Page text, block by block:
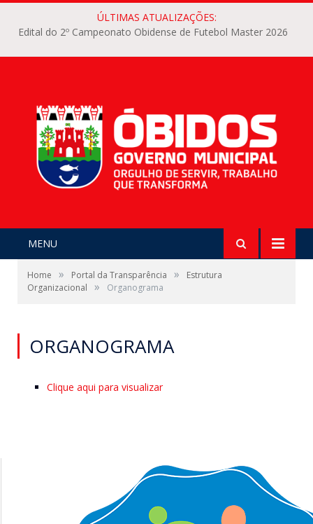
ÚLTIMAS ATUALIZAÇÕES:
Edital do 2º Campeonato Obidense de Futebol Master 2026
MENU
Home » Portal da Transparência »
Estrutura
Organizacional
» Organograma
ORGANOGRAMA
Clique aqui para visualizar